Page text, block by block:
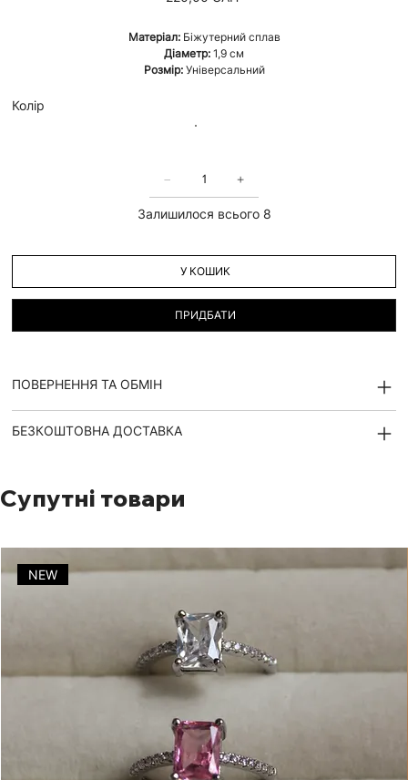
Матеріал:Біжутерний сплав
Діаметр: 1,9 см
Розмір:Універсальний
Колір
Залишилося всього 8
У КОШИК
ПРИДБАТИ
ПОВЕРНЕННЯ ТА ОБМІН
БЕЗКОШТОВНА ДОСТАВКА
Супутні товари
NEW